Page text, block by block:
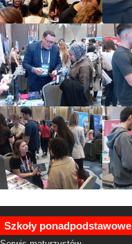
Szkoły ponadpodstawowe